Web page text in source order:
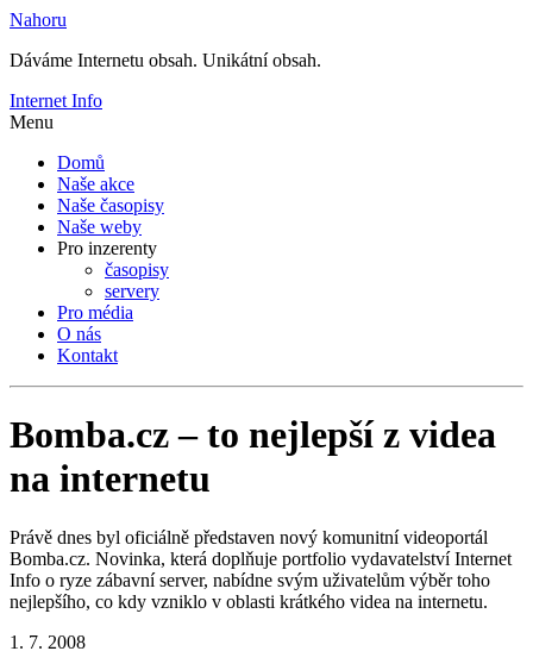
Nahoru
Dáváme Internetu obsah. Unikátní obsah.
Internet Info
Menu
Domů
Naše akce
Naše časopisy
Naše weby
Pro inzerenty
časopisy
servery
Pro média
O nás
Kontakt
Bomba.cz – to nejlepší z videa
na internetu
Právě dnes byl oficiálně představen nový komunitní videoportál
Bomba.cz. Novinka, která doplňuje portfolio vydavatelství Internet
Info o ryze zábavní server, nabídne svým uživatelům výběr toho
nejlepšího, co kdy vzniklo v oblasti krátkého videa na internetu.
1. 7. 2008